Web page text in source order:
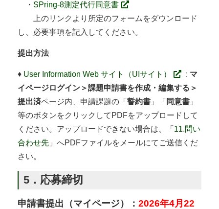
・ SPring-8測定代行同意書
上のリンクより所定のフォームをダウンロード
し、必要事項を記入してください。
提出方法
♦ User Information Web サイト（UIサイト） : マ
イページログイン＞課題申請書を作成・編集する＞
提出済ページ内、申請課題の「 誓約書」「 同意書」
等のボタンをクリックしてPDFをアップロードして
ください。アップロードできない場合は、「 11.問い
合わせ先」へPDFファイルをメールにてご送信くだ
さい。
5．応募締切
申請書提出（マイページ）： 2026年4月22